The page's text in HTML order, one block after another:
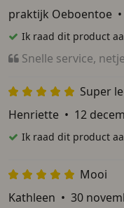
praktijk Oeboentoe •
Ik raad dit product
Snelle service,
Super
Henriette • 12
Ik raad dit product
Mooi
Kathleen • 30